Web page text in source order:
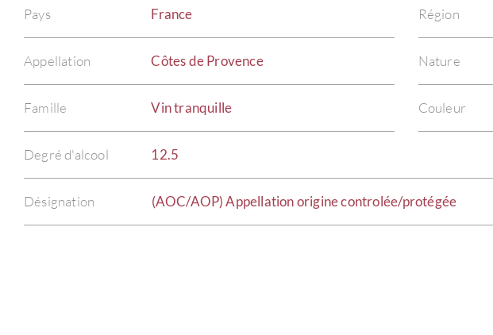
Pays France Région
Appellation Côtes de Provence Nature
Famille Vin tranquille Couleur
Degré d'alcool 12.5
Désignation (AOC/AOP) Appellation origine controlée/protégée